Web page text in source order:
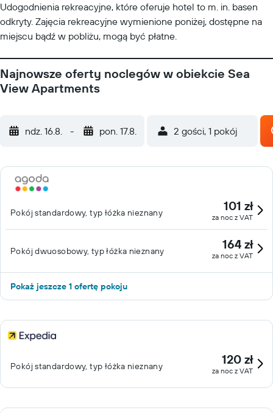
Udogodnienia rekreacyjne, które oferuje hotel to m. in. basen
odkryty. Zajęcia rekreacyjne wymienione poniżej, dostępne na
miejscu bądź w pobliżu, mogą być płatne.
Najnowsze oferty noclegów w obiekcie Sea
View Apartments
ndz. 16.8. - pon. 17.8. 2 gości, 1 pokój
Pokój standardowy, typ łóżka nieznany 101 zł
za noc z VAT
Pokój dwuosobowy, typ łóżka nieznany 164 zł
za noc z VAT
Pokaż jeszcze 1 ofertę pokoju
Pokój standardowy, typ łóżka nieznany 120 zł
za noc z VAT